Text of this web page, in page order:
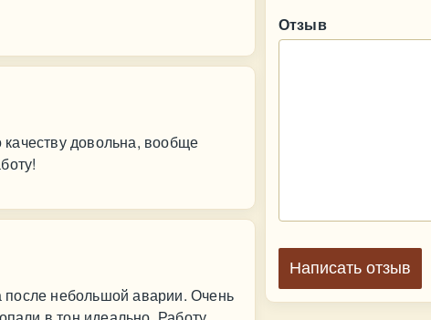
довольна, вообще
небольшой аварии. Очень
Отзыв
Написать отзыв